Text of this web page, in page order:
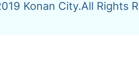
Konan City.All Rights